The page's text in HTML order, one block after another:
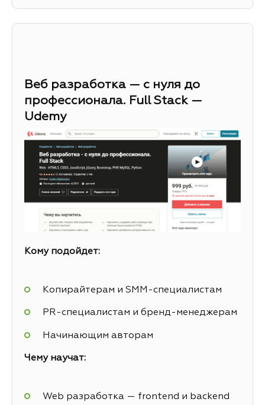
Веб разработка — с нуля до
профессионала. Full Stack —
Udemy
Кому подойдет:
Копирайтерам и SMM-специалистам
PR-специалистам и бренд-менеджерам
Начинающим авторам
Чему научат:
Web разработка — frontend и backend